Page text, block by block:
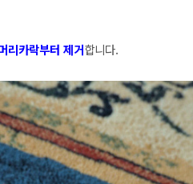
리카락부터 제거합니다.